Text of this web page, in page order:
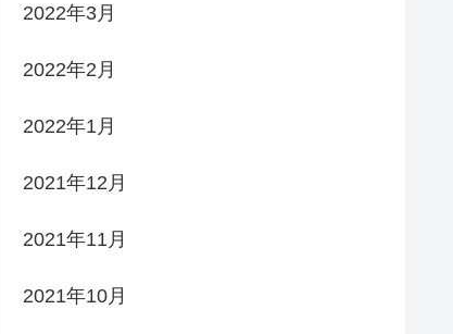
2022年3月
2022年2月
2022年1月
2021年12月
2021年11月
2021年10月